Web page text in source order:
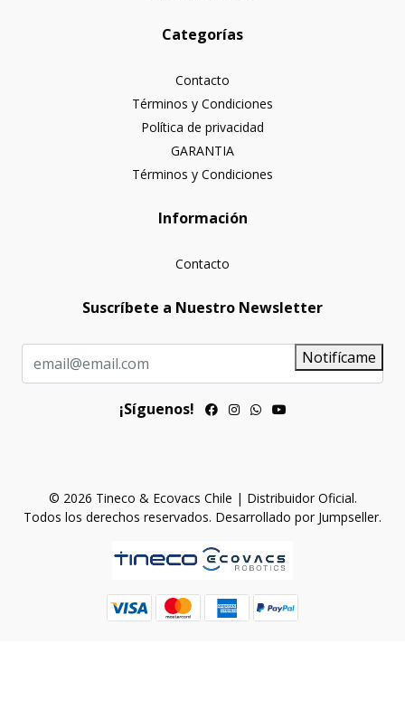
Categorías
Contacto
Términos y Condiciones
Política de privacidad
GARANTIA
Términos y Condiciones
Información
Contacto
Suscríbete a Nuestro Newsletter
Notifícame
¡Síguenos!
© 2026 Tineco & Ecovacs Chile | Distribuidor Oficial.
Todos los derechos reservados. Desarrollado por Jumpseller.